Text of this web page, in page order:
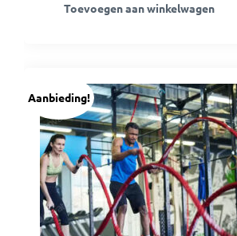
Toevoegen aan winkelwagen
Aanbieding!